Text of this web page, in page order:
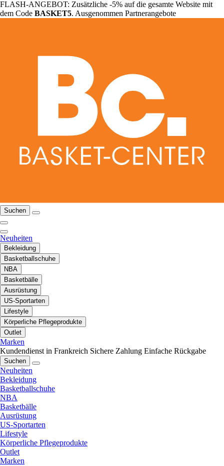
FLASH-ANGEBOT: Zusätzliche -5% auf die gesamte Website mit
dem Code BASKET5. Ausgenommen Partnerangebote
Suchen
Neuheiten
Bekleidung
Basketballschuhe
NBA
Basketbälle
Ausrüstung
US-Sportarten
Lifestyle
Körperliche Pflegeprodukte
Outlet
Marken
Kundendienst in Frankreich Sichere Zahlung Einfache Rückgabe
Suchen
Neuheiten
Bekleidung
Basketballschuhe
NBA
Basketbälle
Ausrüstung
US-Sportarten
Lifestyle
Körperliche Pflegeprodukte
Outlet
Marken